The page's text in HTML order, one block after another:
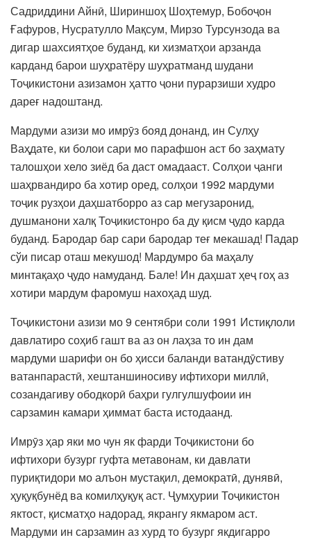
Садриддини Айнӣ, Шириншоҳ Шоҳтемур, Бобоҷон
Ғафуров, Нусратулло Мақсум, Мирзо Турсунзода ва
дигар шахсиятҳое буданд, ки хизматҳои арзанда
карданд барои шуҳратёру шуҳратманд шудани
Тоҷикистони азизамон ҳатто ҷони пурарзиши худро
дареғ надоштанд.
Мардуми азизи мо имрӯз бояд донанд, ин Сулҳу
Ваҳдате, ки болои сари мо парафшон аст бо заҳмату
талошҳои хело зиёд ба даст омадааст. Солҳои ҷанги
шаҳрвандиро ба хотир оред, солҳои 1992 мардуми
тоҷик рузҳои даҳшатборро аз сар мегузаронид,
душманони халқ Тоҷикистонро ба ду қисм ҷудо карда
буданд. Бародар бар сари бародар теғ мекашад! Падар
сўи писар оташ мекушод! Мардумро ба маҳалу
минтақаҳо ҷудо намуданд. Бале! Ин даҳшат ҳеҷ гоҳ аз
хотири мардум фаромуш нахоҳад шуд.
Тоҷикистони азизи мо 9 сентябри соли 1991 Истиқлоли
давлатиро соҳиб гашт ва аз он лаҳза то ин дам
мардуми шарифи он бо ҳисси баланди ватандӯстиву
ватанпарастӣ, хештаншиносиву ифтихори миллӣ,
созандагиву ободкорӣ баҳри гулгулшуфоии ин
сарзамин камари ҳиммат баста истодаанд.
Имрӯз ҳар яки мо чун як фарди Тоҷикистони бо
ифтихори бузург гуфта метавонам, ки давлати
пуриқтидори мо алъон мустақил, демократӣ, дунявӣ,
ҳуқуқбунёд ва комилҳуқуқ аст. Ҷумҳурии Тоҷикистон
яктост, қисматҳо надорад, якрангу якмаром аст.
Мардуми ин сарзамин аз хурд то бузург якдигарро